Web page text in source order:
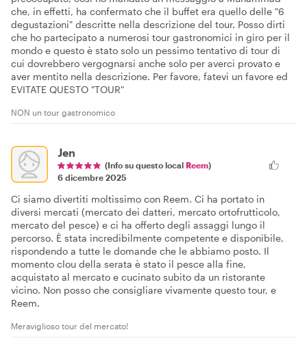
che, in effetti, ha confermato che il buffet era quello delle "6
degustazioni" descritte nella descrizione del tour. Posso dirti
che ho partecipato a numerosi tour gastronomici in giro per il
mondo e questo è stato solo un pessimo tentativo di tour di
cui dovrebbero vergognarsi anche solo per averci provato e
aver mentito nella descrizione. Per favore, fatevi un favore ed
EVITATE QUESTO "TOUR"
NON un tour gastronomico
Jen
(Info su questo local Reem)
6 dicembre 2025
Ci siamo divertiti moltissimo con Reem. Ci ha portato in
diversi mercati (mercato dei datteri, mercato ortofrutticolo,
mercato del pesce) e ci ha offerto degli assaggi lungo il
percorso. È stata incredibilmente competente e disponibile,
rispondendo a tutte le domande che le abbiamo posto. Il
momento clou della serata è stato il pesce alla fine,
acquistato al mercato e cucinato subito da un ristorante
vicino. Non posso che consigliare vivamente questo tour, e
Reem.
Meraviglioso tour del mercato!